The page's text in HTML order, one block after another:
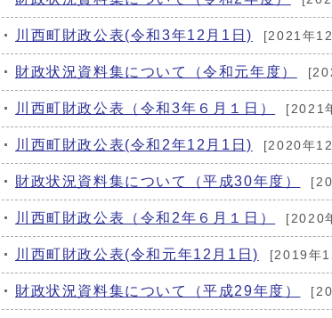
川西町財政公表(令和3年12月1日) [2021年
財政状況資料集について（令和元年度）
川西町財政公表（令和3年６月１日） [2021
川西町財政公表(令和2年12月1日) [2020年
財政状況資料集について（平成30年度）
川西町財政公表（令和2年６月１日） [2020
川西町財政公表(令和元年12月1日) [2019年
財政状況資料集について（平成29年度）